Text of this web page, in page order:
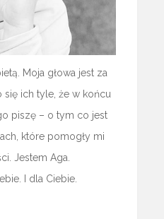
Moja głowa jest za
się ich tyle, że w końcu
piszę – o tym co jest
które pomogły mi
Jestem Aga.
I dla Ciebie.